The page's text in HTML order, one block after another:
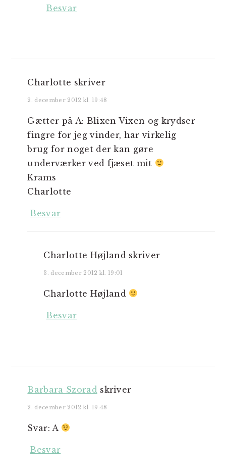
Besvar
Charlotte skriver
2. december 2012 kl. 19:48
Gætter på A: Blixen Vixen og krydser
fingre for jeg vinder, har virkelig
brug for noget der kan gøre
underværker ved fjæset mit
Krams
Charlotte
Besvar
Charlotte Højland skriver
3. december 2012 kl. 19:01
Charlotte Højland
Besvar
Barbara Szorad skriver
2. december 2012 kl. 19:48
Svar: A
Besvar